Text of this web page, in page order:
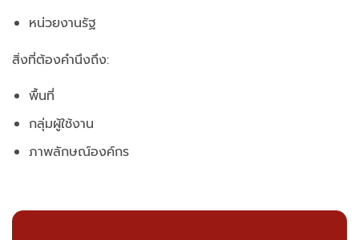
หน่วยงานรัฐ
สิ่งที่ต้องคำนึงถึง:
พื้นที่
กลุ่มผู้ใช้งาน
ภาพลักษณ์องค์กร